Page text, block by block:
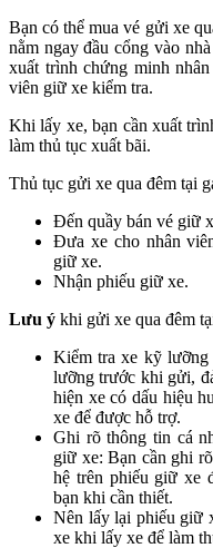
Bạn có thể mua vé gửi xe
nằm ngay đầu cổng vào
xuất trình chứng minh
viên giữ xe kiểm tra.
Khi lấy xe, bạn cần xuất
làm thủ tục xuất bãi.
Thủ tục gửi xe qua đêm tại
Đến quầy bán vé giữ
Đưa xe cho nhân
giữ xe.
Nhận phiếu giữ xe.
Lưu ý khi gửi xe qua đêm
Kiểm tra xe kỹ
lưỡng trước khi gửi,
hiện xe có dấu hiệu
xe để được hỗ trợ.
Ghi rõ thông tin cá
giữ xe: Bạn cần ghi
hệ trên phiếu giữ xe
bạn khi cần thiết.
Nên lấy lại phiếu giữ
xe khi lấy xe để làm